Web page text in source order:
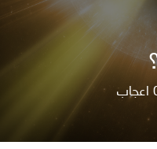
اعجاب